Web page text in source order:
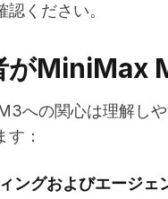
認ください。
がMiniMax
への関心は理解し
す：
ングおよびエージェ